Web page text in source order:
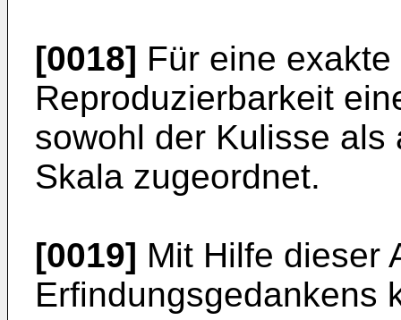
[0018] Für eine
Reproduzierbarkeit
sowohl der Kulisse als
Skala zugeordnet.
[0019] Mit Hilfe dieser
Erfindungsgedankens